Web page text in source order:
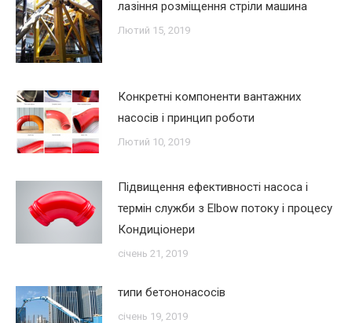
лазіння розміщення стріли машина
Лютий 15, 2019
Конкретні компоненти вантажних
насосів і принцип роботи
Лютий 10, 2019
Підвищення ефективності насоса і
термін служби з Elbow потоку і процесу
Кондиціонери
січень 21, 2019
типи бетононасосів
січень 19, 2019